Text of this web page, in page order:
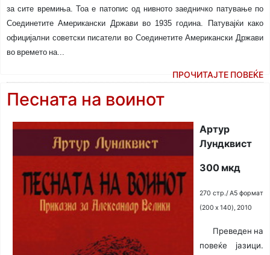
за сите времиња. Тоа е патопис од нивното заедничко патување по
Соединетите Американски Држави во 1935 година. Патувајќи како
официјални советски писатели во Соединетите Американски Држави
во времето на...
ПРОЧИТАЈТЕ ПОВЕЌЕ
Песната на воинот
Артур
Лундквист
300 мкд
270 стр./ A5 формат
(200 x 140), 2010
Преведен на
повеќе јазици.